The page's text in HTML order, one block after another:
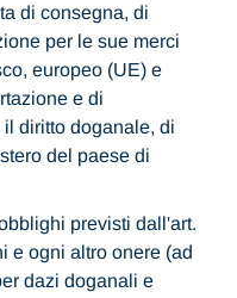
di consegna, di
per le sue merci
europeo (UE) e
e di
diritto doganale, di
del paese di
previsti dall'art.
e ogni altro onere (ad
dazi doganali e